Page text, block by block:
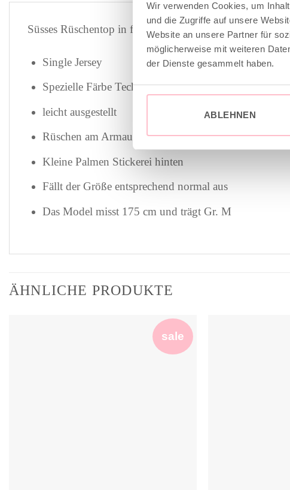
Wir verwenden Cookies, um
und die Zugriffe auf unsere
Website an unsere Partner für
möglicherweise mit weiteren
der Dienste gesammelt haben.
ABLEHNEN
Süsses Rüschentop in frischem eisblau.
Single Jersey
Spezielle Färbe Technik, um das perfekte, leicht
leicht ausgestellt
Rüschen am Armausschnitt
Kleine Palmen Stickerei hinten
Fällt der Größe entsprechend normal aus
Das Model misst 175 cm und trägt Gr. M
ÄHNLICHE PRODUKTE
sale